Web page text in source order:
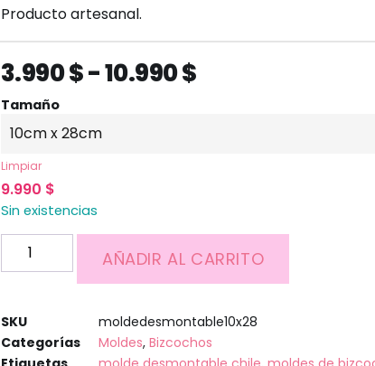
Producto artesanal.
3.990$-10.990$
Tamaño
Limpiar
9.990 $
Sin existencias
AÑADIR AL CARRITO
SKU
moldedesmontable10x28
Categorías
Moldes, Bizcochos